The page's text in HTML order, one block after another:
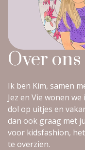
Over ons
Ik ben Kim, samen
Jez en Vie wonen
dol op uitjes en
dan ook graag met
voor kidsfashion,
te overzien.